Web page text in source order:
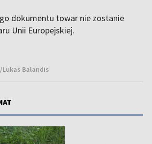
dokumentu towar nie zostanie
Unii Europejskiej.
Lukas Balandis